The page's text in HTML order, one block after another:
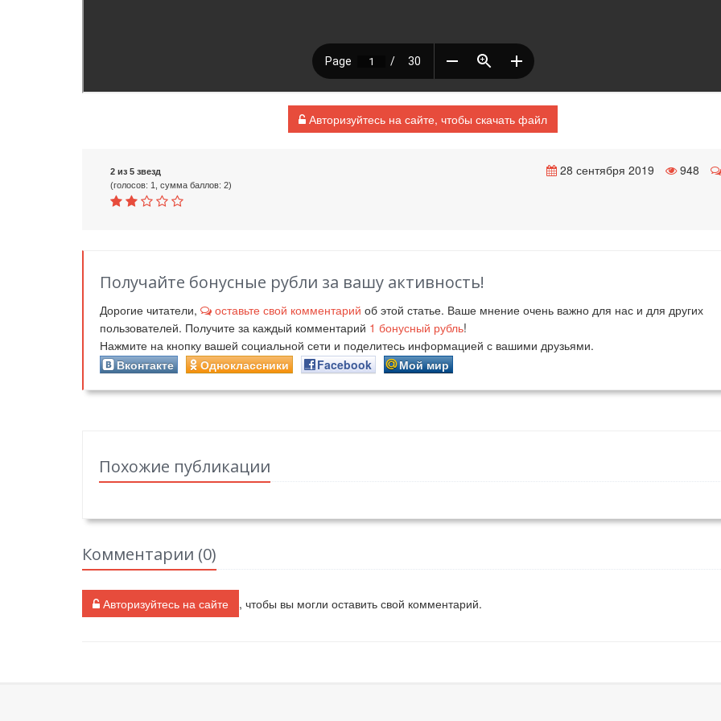
Авторизуйтесь на сайте, чтобы скачать файл
2 из 5 звезд
(голосов: 1, сумма баллов: 2)
28 сентября 2019 948
Получайте бонусные рубли за вашу активность!
Дорогие читатели, оставьте свой комментарий об этой статье. Ваше мнение очень важно для нас и для других
пользователей. Получите за каждый комментарий 1 бонусный рубль!
Нажмите на кнопку вашей социальной сети и поделитесь информацией с вашими друзьями.
Вконтакте
Одноклассники Facebook Мой мир
Похожие публикации
Комментарии (0)
Авторизуйтесь на сайте , чтобы вы могли оставить свой комментарий.